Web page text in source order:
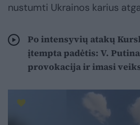
nustumti Ukrainos karius
Po intensyvių atakų
įtempta padėtis: V.
provokacija ir imasi